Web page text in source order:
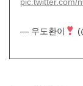
— 우도환이